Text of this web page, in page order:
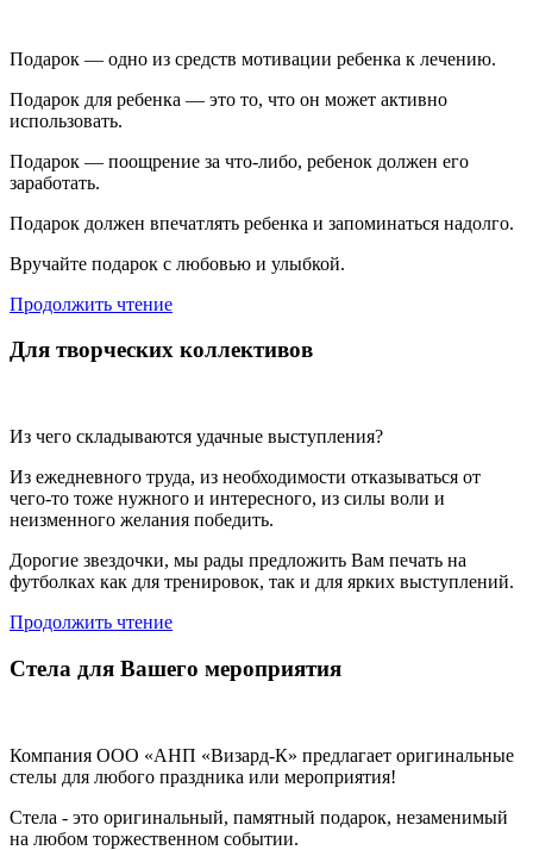
Подарок — одно из средств мотивации ребенка к лечению.
Подарок для ребенка — это то, что он может активно
использовать.
Подарок — поощрение за что-либо, ребенок должен его
заработать.
Подарок должен впечатлять ребенка и запоминаться надолго.
Вручайте подарок с любовью и улыбкой.
Продолжить чтение
Для творческих коллективов
Из чего складываются удачные выступления?
Из ежедневного труда, из необходимости отказываться от
чего-то тоже нужного и интересного, из силы воли и
неизменного желания победить.
Дорогие звездочки, мы рады предложить Вам печать на
футболках как для тренировок, так и для ярких выступлений.
Продолжить чтение
Стела для Вашего мероприятия
Компания ООО «АНП «Визард-К» предлагает оригинальные
стелы для любого праздника или мероприятия!
Стела - это оригинальный, памятный подарок, незаменимый
на любом торжественном событии.